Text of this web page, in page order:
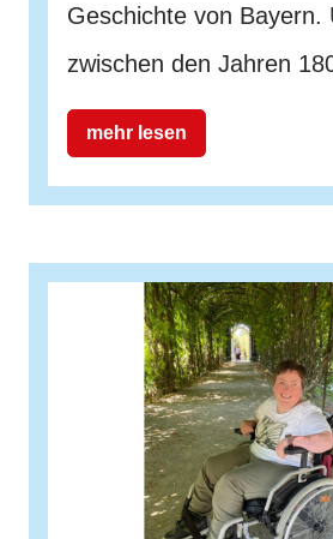
Geschichte von Bayern.
zwischen den Jahren
mehr lesen